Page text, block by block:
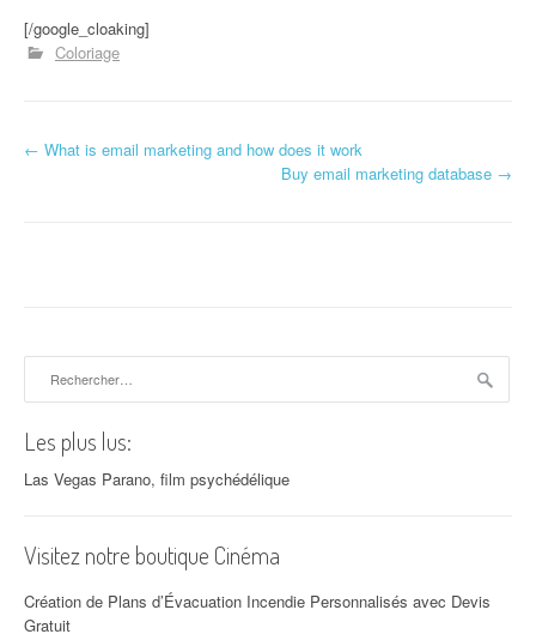
[/google_cloaking]
Coloriage
Navigation d'article
← What is email marketing and how does it work
Buy email marketing database →
Les plus lus:
Las Vegas Parano, film psychédélique
Visitez notre boutique Cinéma
Création de Plans d’Évacuation Incendie Personnalisés avec Devis
Gratuit